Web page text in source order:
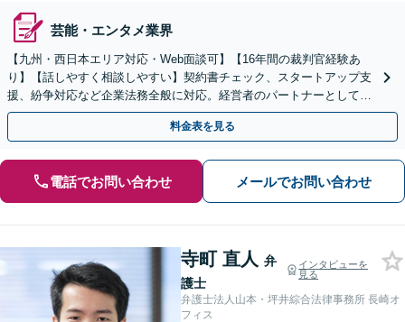
芸能・エンタメ業界
【九州・西日本エリア対応・Web面談可】【16年間の裁判官経験あ
り】【話しやすく相談しやすい】契約書チェック、スタートアップ支
援、紛争対応など企業法務全般に対応。経営者のパートナーとして伴
走し、依頼者さまのビジネスをサポートします！
料金表を見る
電話でお問い合わせ メールでお問い合わせ
寺町 直人 弁
護士
インタビューを
見る
弁護士法人山本・坪井綜合法律事務所 長崎オ
フィス